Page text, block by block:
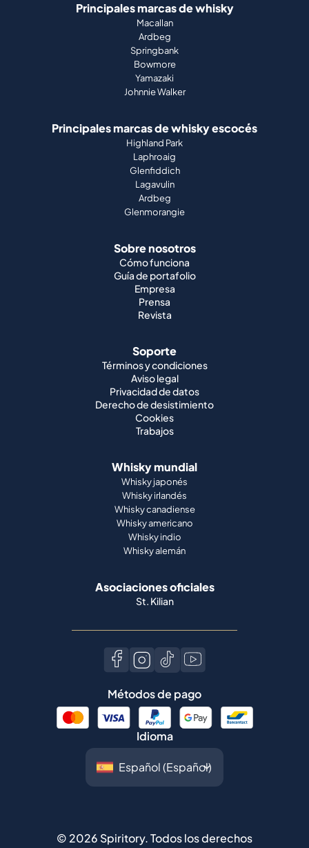
Principales marcas de whisky
Macallan
Ardbeg
Springbank
Bowmore
Yamazaki
Johnnie Walker
Principales marcas de whisky escocés
Highland Park
Laphroaig
Glenfiddich
Lagavulin
Ardbeg
Glenmorangie
Sobre nosotros
Cómo funciona
Guía de portafolio
Empresa
Prensa
Revista
Soporte
Términos y condiciones
Aviso legal
Privacidad de datos
Derecho de desistimiento
Cookies
Trabajos
Whisky mundial
Whisky japonés
Whisky irlandés
Whisky canadiense
Whisky americano
Whisky indio
Whisky alemán
Asociaciones oficiales
St. Kilian
Métodos de pago
Idioma
© 2026 Spiritory.Todos los derechos